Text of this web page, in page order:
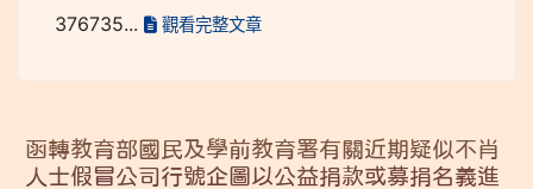
376735...
觀看完整文章
函轉教育部國民及學前教育署有關近期疑似不肖
人士假冒公司行號企圖以公益捐款或募捐名義進